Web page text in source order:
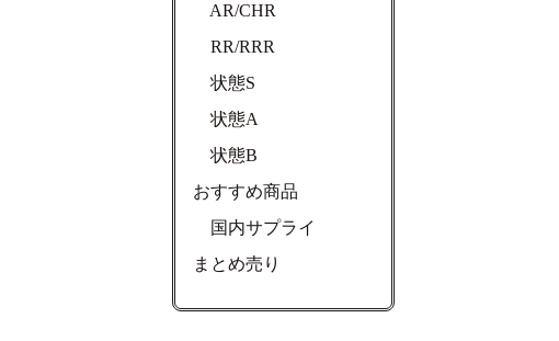
AR/CHR
RR/RRR
状態S
状態A
状態B
おすすめ商品
国内サプライ
まとめ売り